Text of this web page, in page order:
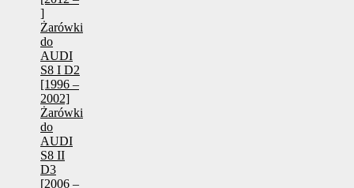
]
Żarówki
do
AUDI
S8 I D2
[1996 –
2002]
Żarówki
do
AUDI
S8 II
D3
[2006 –